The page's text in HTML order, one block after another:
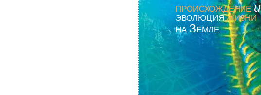
ПРОИСХОЖДЕНИЕи
ЭВОЛЮЦИЯЖИЗНИ
НАЗЕМЛЕ